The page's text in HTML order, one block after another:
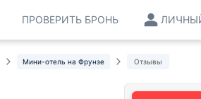
ПРОВЕРИТЬ БРОНЬ
Мини-отель на Фрунзе Отзывы